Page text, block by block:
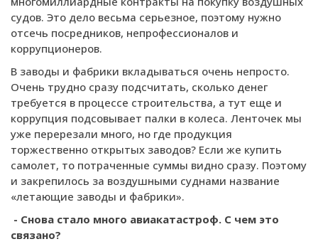
судов. Это дело весьма серьезное, поэтому нужно
отсечь посредников, непрофессионалов и
коррупционеров.
В заводы и фабрики вкладываться очень непросто.
Очень трудно сразу подсчитать, сколько денег
требуется в процессе строительства, а тут еще и
коррупция подсовывает палки в колеса. Ленточек мы
уже перерезали много, но где продукция
торжественно открытых заводов? Если же купить
самолет, то потраченные суммы видно сразу. Поэтому
и закрепилось за воздушными суднами название
«летающие заводы и фабрики».
- Снова стало много авиакатастроф. С чем это
связано?